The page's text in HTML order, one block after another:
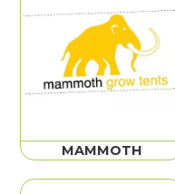
MAMMOTH